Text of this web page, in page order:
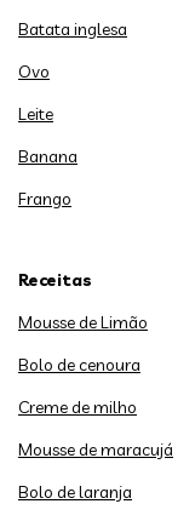
Batata inglesa
Ovo
Leite
Banana
Frango
Receitas
Mousse de Limão
Bolo de cenoura
Creme de milho
Mousse de maracujá
Bolo de laranja